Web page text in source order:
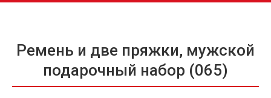
Ремень и две пряжки, мужской
подарочный набор (065)